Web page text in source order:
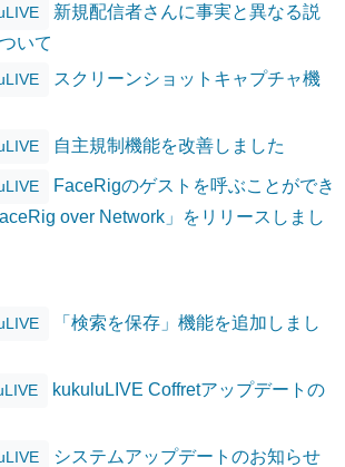
新規配信者さんに事実と異なる説
いて
スクリーンショットキャプチャ機
自主規制機能を改善しました
FaceRigのゲストを呼ぶことができ
over Network」をリリースしまし
「検索を保存」機能を追加しまし
kukuluLIVE Coffretアップデートの
システムアップデートのお知らせ